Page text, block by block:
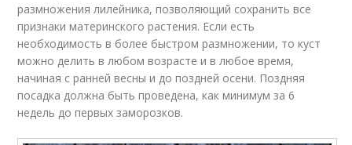
размножения лилейника, позволяющий сохранить все
признаки материнского растения. Если есть
необходимость в более быстром размножении, то куст
можно делить в любом возрасте и в любое время,
начиная с ранней весны и до поздней осени. Поздняя
посадка должна быть проведена, как минимум за 6
недель до первых заморозков.